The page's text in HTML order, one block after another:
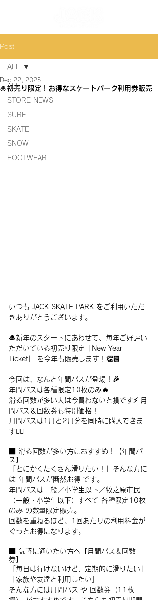
Post
ALL
STORE NEWS
SURF
SKATE
SNOW
FOOTWEAR
ALL
🎍初売り限定！お得なスケートパーク利用券販売
Dec 22, 2025
いつも JACK SKATE PARK をご利用いただ
きありがとうございます。
🎍新年のスタートにあわせて、毎年ご好評い
ただいている初売り限定「New Year
Ticket」 を今年も販売します！👏🏻
今回は、なんと年間パスが登場！🎉
年間パスは各種限定10枚のみ🔥
滑る回数が多い人は今買わないと損です⚡️ 月
間パス＆回数券も特別価格！
月間パスは1月と2月分を同時に購入できま
す✌🏻
■ 滑る回数が多い方におすすめ！【年間パ
ス】
「とにかくたくさん滑りたい！」そんな方に
は 年間パスが断然お得 です。
年間パスは一般／小学生以下／牧之原市民
（一般・小学生以下）すべて 各種限定10枚
のみ の数量限定販売。
回数を重ねるほど、1回あたりの利用料金が
ぐっとお得になります。
■ 気軽に通いたい方へ【月間パス＆回数
券】
「毎日は行けないけど、定期的に滑りたい」
「家族や友達と利用したい」
そんな方には月間パス や 回数券（11枚